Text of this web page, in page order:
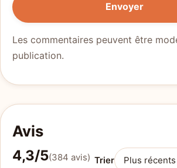
Envoyer
Les commentaires peuvent être
publication.
Avis
4,3/5(384 avis) Trier